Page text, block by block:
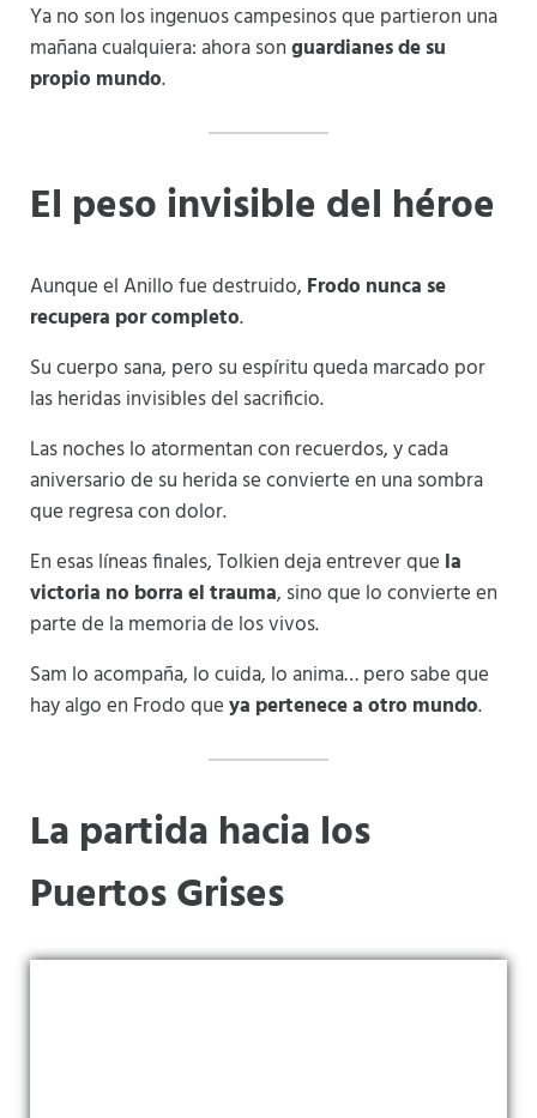
Ya no son los ingenuos campesinos que partieron una
mañana cualquiera: ahora songuardianes de su
propio mundo.
El peso invisible del héroe
Aunque el Anillo fue destruido, Frodo nunca se
recupera por completo.
Su cuerpo sana, pero su espíritu queda marcado por
las heridas invisibles del sacrificio.
Las noches lo atormentan con recuerdos, y cada
aniversario de su herida se convierte en una sombra
que regresa con dolor.
En esas líneas finales, Tolkien deja entrever que la
victoria no borra el trauma, sino que lo convierte en
parte de la memoria de los vivos.
Sam lo acompaña, lo cuida, lo anima… pero sabe que
hay algo en Frodo queya pertenece a otro mundo.
La partida hacia los
Puertos Grises